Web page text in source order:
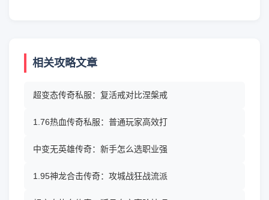
相关攻略文章
超变态传奇私服：复活戒对比涅槃戒
1.76热血传奇私服：普通玩家高效打
中变无英雄传奇：新手怎么选职业强
1.95神龙合击传奇：攻城战狂战流派